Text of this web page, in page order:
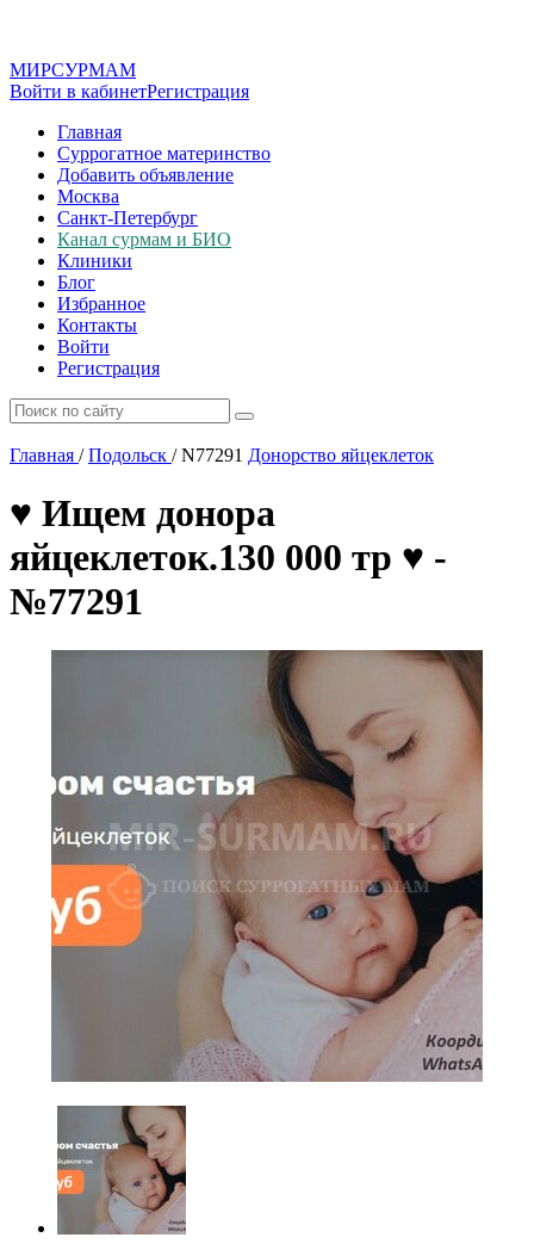
МИРСУРМАМ
Войти в кабинетРегистрация
Главная
Суррогатное материнство
Добавить объявление
Москва
Санкт-Петербург
Канал сурмам и БИО
Клиники
Блог
Избранное
Контакты
Войти
Регистрация
Главная / Подольск /N77291 Донорство яйцеклеток
♥️ Ищем донора
яйцеклеток.130 000 тр ♥️ -
№77291